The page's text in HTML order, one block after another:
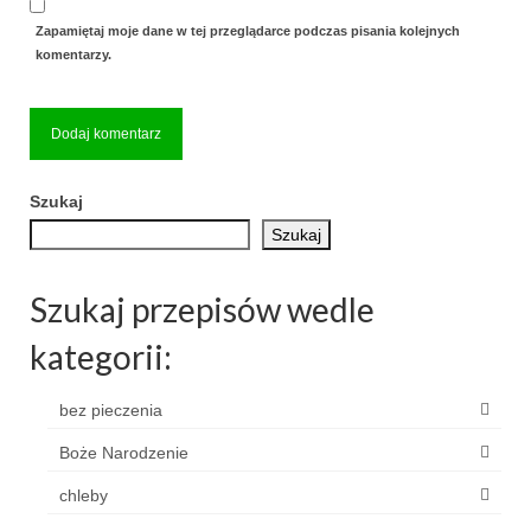
Zapamiętaj moje dane w tej przeglądarce podczas pisania kolejnych
komentarzy.
Szukaj
Szukaj
Szukaj przepisów wedle
kategorii:
bez pieczenia
Boże Narodzenie
chleby